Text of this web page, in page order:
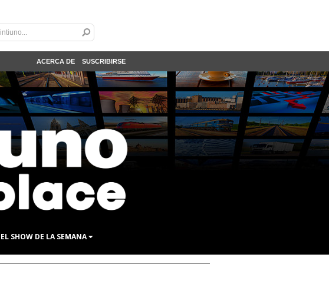
ACERCA DE SUSCRIBIRSE
EL SHOW DE LA SEMANA